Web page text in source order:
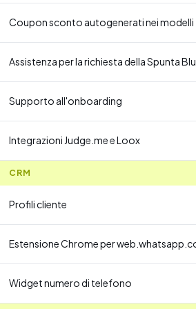
Coupon sconto autogenerati nei modelli
Assistenza per la richiesta della Spunta Blu
Supporto all'onboarding
Integrazioni Judge.me e Loox
CRM
Profili cliente
Estensione Chrome per
Widget numero di telefono